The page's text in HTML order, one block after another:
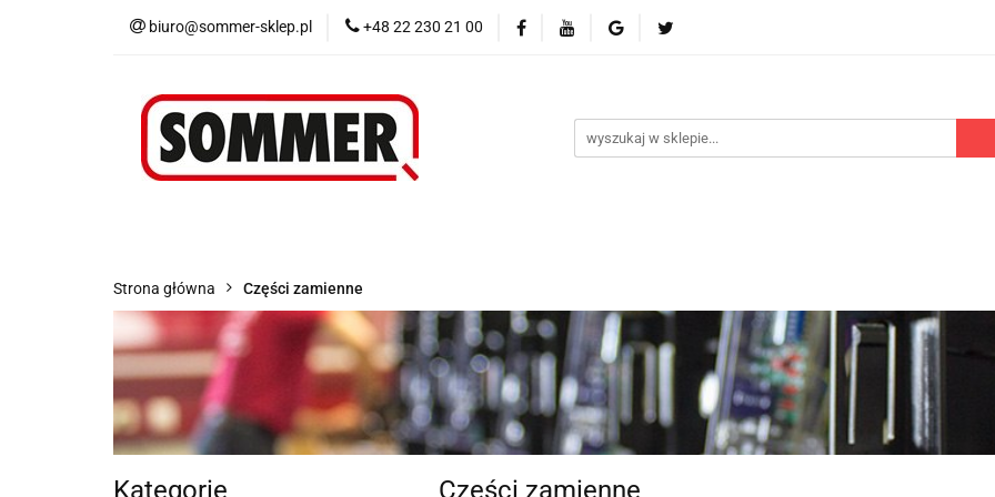
biuro@sommer-sklep.pl +48 22 230 21 00
Menu Piloty i odbiorniki Akcesoria
Blog Promocje Polecamy Nowości
Strona główna Części zamienne
Kategorie Części zamienne